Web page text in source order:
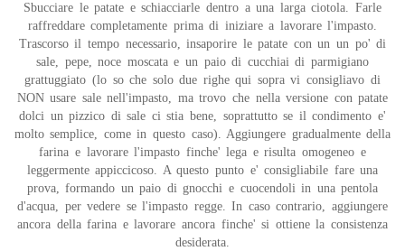
Sbucciare le patate e schiacciarle dentro a una larga ciotola. Farle
raffreddare completamente prima di iniziare a lavorare l'impasto.
Trascorso il tempo necessario, insaporire le patate con un un po' di
sale, pepe, noce moscata e un paio di cucchiai di parmigiano
grattuggiato (lo so che solo due righe qui sopra vi consigliavo di
NON usare sale nell'impasto, ma trovo che nella versione con patate
dolci un pizzico di sale ci stia bene, soprattutto se il condimento e'
molto semplice, come in questo caso). Aggiungere gradualmente della
farina e lavorare l'impasto finche' lega e risulta omogeneo e
leggermente appiccicoso. A questo punto e' consigliabile fare una
prova, formando un paio di gnocchi e cuocendoli in una pentola
d'acqua, per vedere se l'impasto regge. In caso contrario, aggiungere
ancora della farina e lavorare ancora finche' si ottiene la consistenza
desiderata.